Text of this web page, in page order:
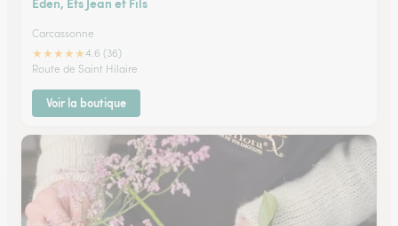
Carcassonne
★★★★★4.6 (36)
Route de Saint Hilaire
Voir la boutique